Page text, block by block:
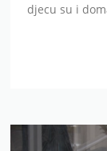
djecu su i